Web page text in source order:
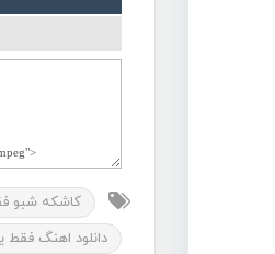
کاشکه شبو
دانلود اهنگ فقط